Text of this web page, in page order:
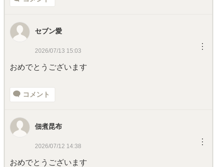
セブン愛
2026/07/13 15:03 ︙
おめでとうございます
コメント
佃煮昆布
2026/07/12 14:38 ︙
おめでとうございます